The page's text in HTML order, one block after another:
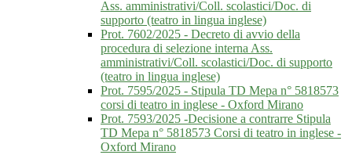
Ass. amministrativi/Coll. scolastici/Doc. di
supporto (teatro in lingua inglese)
Prot. 7602/2025 - Decreto di avvio della
procedura di selezione interna Ass.
amministrativi/Coll. scolastici/Doc. di supporto
(teatro in lingua inglese)
Prot. 7595/2025 - Stipula TD Mepa n° 5818573
corsi di teatro in inglese - Oxford Mirano
Prot. 7593/2025 -Decisione a contrarre Stipula
TD Mepa n° 5818573 Corsi di teatro in inglese -
Oxford Mirano